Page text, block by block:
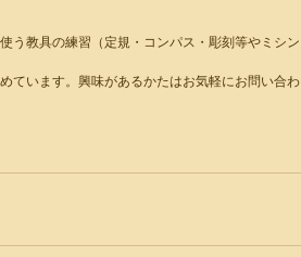
う教具の練習（定規・コンパス・彫刻等やミシン
ています。興味があるかたはお気軽にお問い合わ